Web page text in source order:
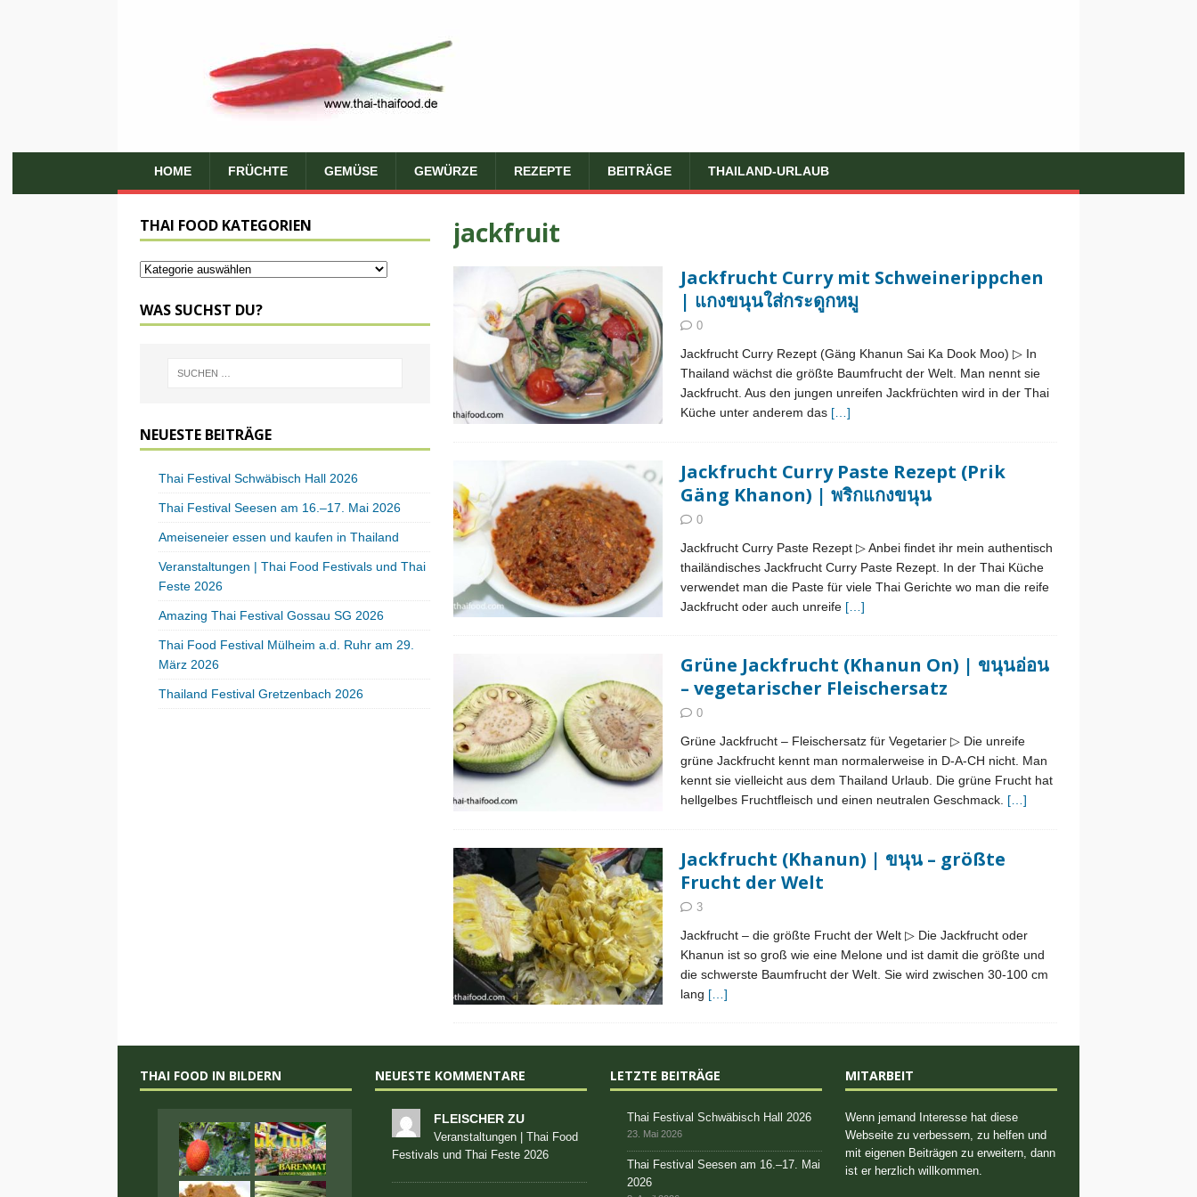
HOME FRÜCHTE GEMÜSE GEWÜRZE REZEPTE BEITRÄGE THAILAND-URLAUB
jackfruit
Jackfrucht Curry mit Schweinerippchen
| แกงขนุนใส่กระดูกหมู
0
Jackfrucht Curry Rezept (Gäng Khanun Sai Ka Dook Moo) ▷ In
Thailand wächst die größte Baumfrucht der Welt. Man nennt sie
Jackfrucht. Aus den jungen unreifen Jackfrüchten wird in der Thai
Küche unter anderem das […]
Jackfrucht Curry Paste Rezept (Prik
Gäng Khanon) | พริกแกงขนุน
0
Jackfrucht Curry Paste Rezept ▷ Anbei findet ihr mein authentisch
thailändisches Jackfrucht Curry Paste Rezept. In der Thai Küche
verwendet man die Paste für viele Thai Gerichte wo man die reife
Jackfrucht oder auch unreife […]
Grüne Jackfrucht (Khanun On) | ขนุนอ่อน
– vegetarischer Fleischersatz
0
Grüne Jackfrucht – Fleischersatz für Vegetarier ▷ Die unreife
grüne Jackfrucht kennt man normalerweise in D-A-CH nicht. Man
kennt sie vielleicht aus dem Thailand Urlaub. Die grüne Frucht hat
hellgelbes Fruchtfleisch und einen neutralen Geschmack. […]
Jackfrucht (Khanun) | ขนุน – größte
Frucht der Welt
3
Jackfrucht – die größte Frucht der Welt ▷ Die Jackfrucht oder
Khanun ist so groß wie eine Melone und ist damit die größte und
die schwerste Baumfrucht der Welt. Sie wird zwischen 30-100 cm
lang […]
THAI FOOD KATEGORIEN
WAS SUCHST DU?
NEUESTE BEITRÄGE
Thai Festival Schwäbisch Hall 2026
Thai Festival Seesen am 16.–17. Mai 2026
Ameiseneier essen und kaufen in Thailand
Veranstaltungen | Thai Food Festivals und Thai
Feste 2026
Amazing Thai Festival Gossau SG 2026
Thai Food Festival Mülheim a.d. Ruhr am 29.
März 2026
Thailand Festival Gretzenbach 2026
THAI FOOD IN BILDERN NEUESTE KOMMENTARE
FLEISCHER ZU
Veranstaltungen | Thai Food
Festivals und Thai Feste 2026
LETZTE BEITRÄGE
Thai Festival Schwäbisch Hall 2026
23. Mai 2026
Thai Festival Seesen am 16.–17. Mai
2026
MITARBEIT
Wenn jemand Interesse hat diese
Webseite zu verbessern, zu helfen und
mit eigenen Beiträgen zu erweitern, dann
ist er herzlich willkommen.